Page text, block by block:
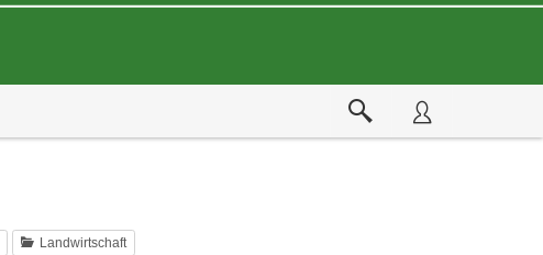
Landwirtschaft